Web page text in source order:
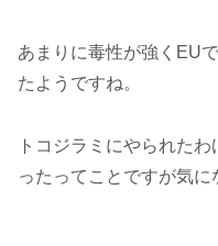
あまりに毒性が強くEU
たようですね。
トコジラミにやられた
ったってことですが気に